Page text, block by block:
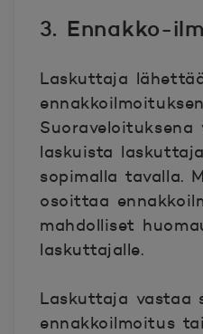
3. Ennakko-
Laskuttaja
laskuista
sopimalla tavalla.
osoittaa
mahdolliset
laskuttajalle.
Laskuttaja vastaa
ennakkoilmoitus